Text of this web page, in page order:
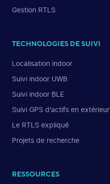
Gestion RTLS
TECHNOLOGIES DE SUIVI
Localisation indoor
Suivi indoor UWB
Suivi indoor BLE
Suivi GPS d'actifs en extérieur
Le RTLS expliqué
Projets de recherche
RESSOURCES